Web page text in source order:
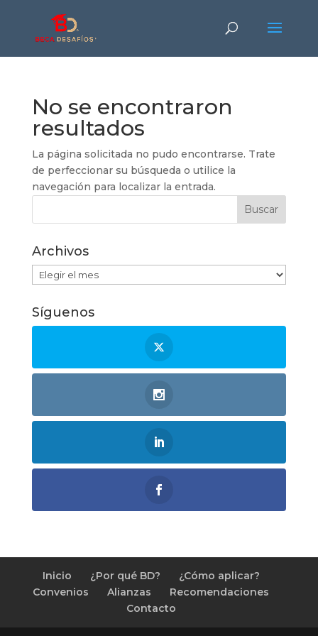
No se encontraron
resultados
La página solicitada no pudo encontrarse. Trate
de perfeccionar su búsqueda o utilice la
navegación para localizar la entrada.
Archivos
Archivos
Síguenos
Inicio ¿Por qué BD?
¿Cómo aplicar?
Convenios
Alianzas
Recomendaciones
Contacto